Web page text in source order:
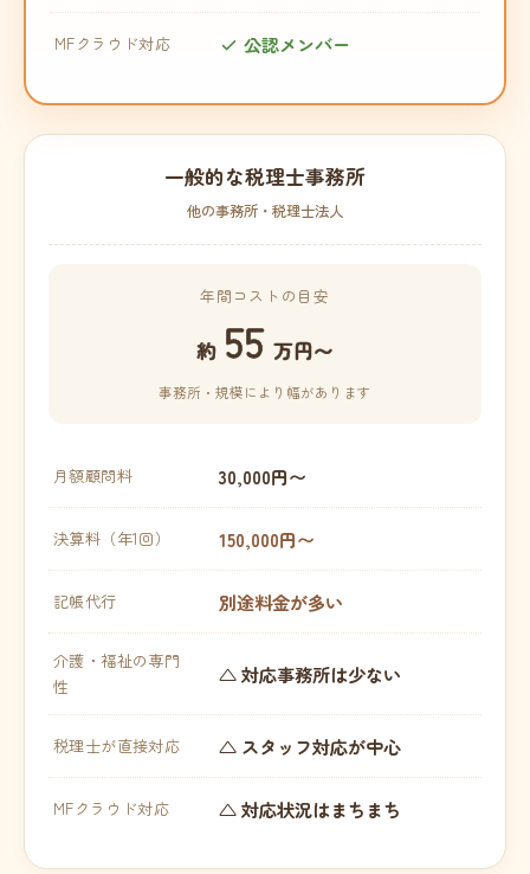
MFクラウド対応 公認メンバー
一般的な税理士事務所
他の事務所・税理士法人
年間コストの目安
約 55 万円〜
事務所・規模により幅があります
月額顧問料 30,000円〜
決算料（年1回） 150,000円〜
記帳代行 別途料金が多い
介護・福祉の専門
性
△ 対応事務所は少ない
税理士が直接対応 △ スタッフ対応が中心
MFクラウド対応 △ 対応状況はまちまち